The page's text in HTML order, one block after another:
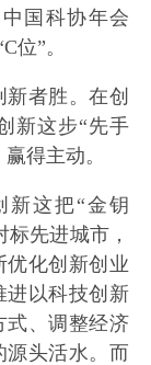
国科协年会
位”。
者胜。在创
新这步“先手
得主动。
新这把“金钥
先进城市，
优化创新创业
进以科技创新
式、调整经济
源头活水。而